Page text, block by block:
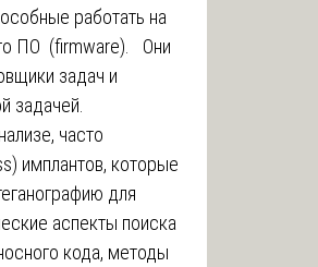
работать на
ПО (firmware). ️ Они
задач и
задачей.
часто
имплантов, которые
для
аспекты поиска
кода, методы